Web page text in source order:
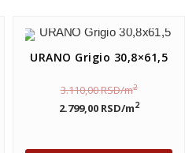
URANO Grigio 30,8×61,5
3.110,00RSD/m2
2.799,00 RSD/m2